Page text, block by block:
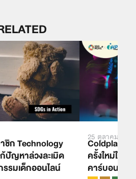
ชิก Technology
ปัญหาล่วงละเมิด
รมเด็กออนไลน์
25 ตุลาคม 2021
Coldplay ป
ครั้งใหม่ในปี
คาร์บอนให้เ